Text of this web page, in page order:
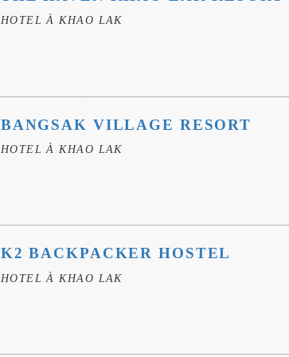
HOTEL À KHAO LAK
BANGSAK VILLAGE RESORT
HOTEL À KHAO LAK
K2 BACKPACKER HOSTEL
HOTEL À KHAO LAK